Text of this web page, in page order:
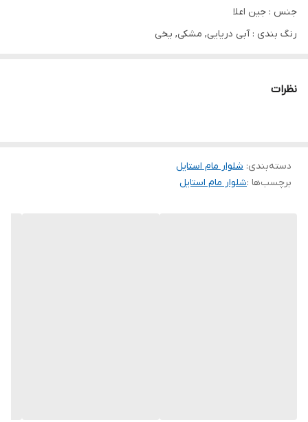
جنس : جین اعلا
رنگ بندی : آبی دریایی, مشکی, یخی
شلوام مام جین فوق العاده با کیفیت تنخور عالی کیفیت دوخت و پارچه
نظرات
دسته‌بندی: شلوار مام استایل
برچسب‌ها :شلوار مام استایل